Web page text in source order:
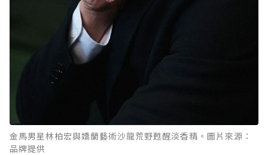
金馬男星林柏宏與嬌蘭藝術沙龍荒野甦醒淡香精。圖片來源：
品牌提供